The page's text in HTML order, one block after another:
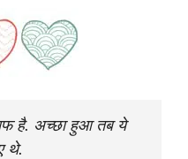
है. अच्छा हुआ तब ये
थे.